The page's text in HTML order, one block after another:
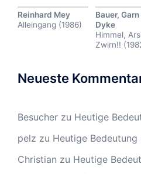
Reinhard Mey
Alleingang (1986)
Bauer, Garn
Dyke
Himmel,
Zwirn!!
Neueste
Besucher zu Heutige
pelz zu Heutige Bedeutung
Christian zu Heutige